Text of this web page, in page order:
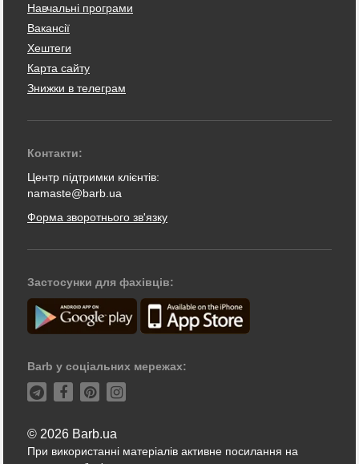
Навчальні програми
Вакансії
Хештеги
Карта сайту
Знижки в телеграм
Контакти:
Центр підтримки клієнтів:
namaste@barb.ua
Форма зворотнього зв'язку
Застосунки для фахівців:
Barb у соціальних мережах:
© 2026 Barb.ua
При використанні матеріалів активне посилання на